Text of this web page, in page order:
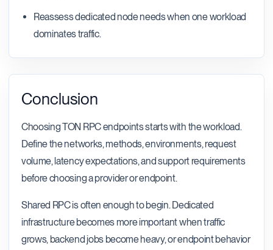
Reassess dedicated node needs when one workload
dominates traffic.
Conclusion
Choosing TON RPC endpoints starts with the workload.
Define the networks, methods, environments, request
volume, latency expectations, and support requirements
before choosing a provider or endpoint.
Shared RPC is often enough to begin. Dedicated
infrastructure becomes more important when traffic
grows, backend jobs become heavy, or endpoint behavior